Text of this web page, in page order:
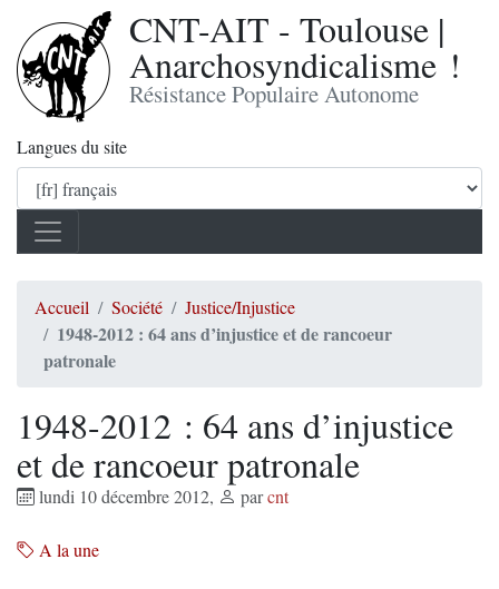
CNT-AIT - Toulouse |
Anarchosyndicalisme !
Résistance Populaire Autonome
Langues du site
Accueil Société Justice/Injustice
1948-2012 : 64 ans d’injustice et de rancoeur
patronale
1948-2012 : 64 ans d’injustice
et de rancoeur patronale
lundi 10 décembre 2012, parcnt
A la une